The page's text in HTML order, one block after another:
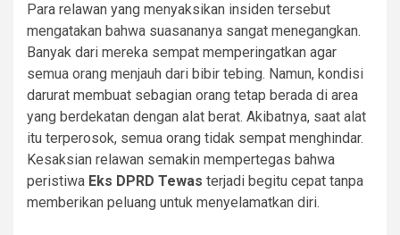
Para relawan yang menyaksikan insiden tersebut
mengatakan bahwa suasananya sangat menegangkan.
Banyak dari mereka sempat memperingatkan agar
semua orang menjauh dari bibir tebing. Namun, kondisi
darurat membuat sebagian orang tetap berada di area
yang berdekatan dengan alat berat. Akibatnya, saat alat
itu terperosok, semua orang tidak sempat menghindar.
Kesaksian relawan semakin mempertegas bahwa
peristiwa Eks DPRD Tewas terjadi begitu cepat tanpa
memberikan peluang untuk menyelamatkan diri.